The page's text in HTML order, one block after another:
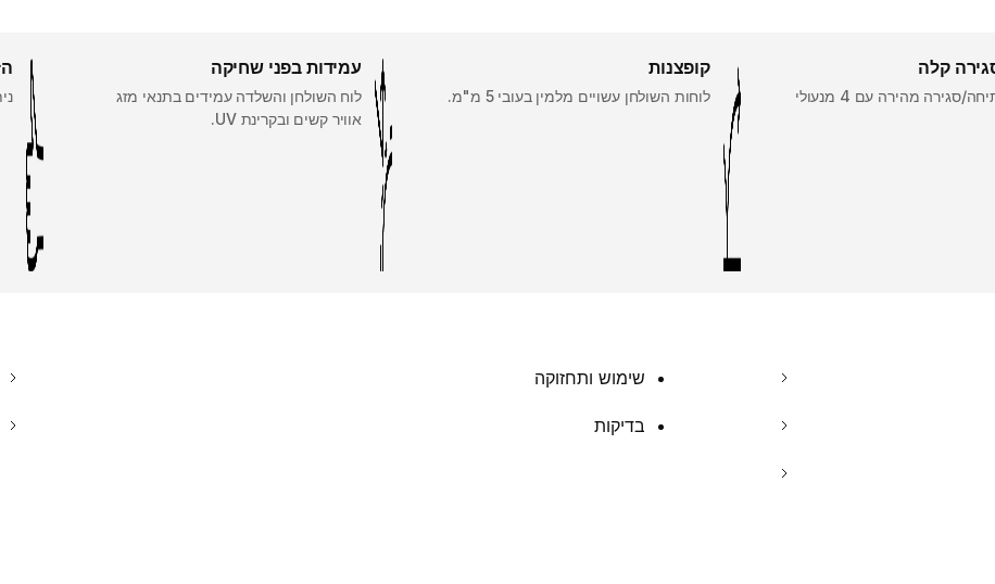
קלה
מערכת פתיחה/סגירה מהירה עם 4 מנעולי
קופצנות
לוחות השולחן עשויים מלמין בעובי 5 מ"מ.
עמידות בפני שחיקה
לוח השולחן והשלדה עמידים בתנאי מזג
אוויר קשים ובקרינת UV.
שימוש ותחזוקה
בדיקות